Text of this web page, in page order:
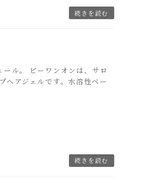
続きを読む
。 ビーワンオンは、サロ
ヘアジェルです。水溶性ベー
続きを読む